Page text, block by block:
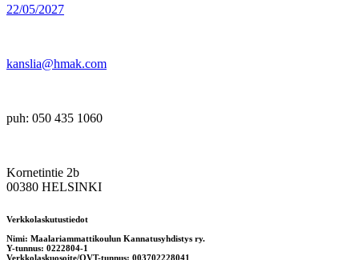
22/05/2027
kanslia@hmak.com
puh: 050 435 1060
Kornetintie 2b
00380 HELSINKI
Verkkolaskutustiedot
Nimi: Maalariammattikoulun Kannatusyhdistys ry.
Y-tunnus: 0222804-1
Verkkolaskuosoite/OVT-tunnus: 003702228041